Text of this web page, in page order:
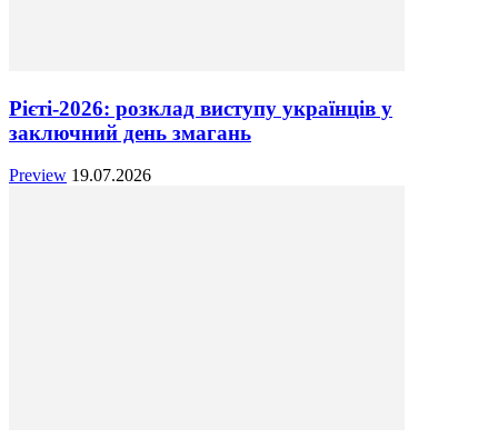
Рієті-2026: розклад виступу українців у
заключний день змагань
Preview 19.07.2026